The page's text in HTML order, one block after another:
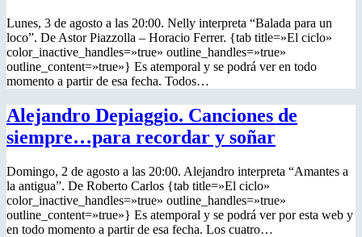
Lunes, 3 de agosto a las 20:00. Nelly interpreta “Balada para un
loco”. De Astor Piazzolla – Horacio Ferrer. {tab title=»El ciclo»
color_inactive_handles=»true» outline_handles=»true»
outline_content=»true»} Es atemporal y se podrá ver en todo
momento a partir de esa fecha. Todos…
Alejandro Depiaggio. Canciones de
siempre…para recordar y soñar
Domingo, 2 de agosto a las 20:00. Alejandro interpreta “Amantes a
la antigua”. De Roberto Carlos {tab title=»El ciclo»
color_inactive_handles=»true» outline_handles=»true»
outline_content=»true»} Es atemporal y se podrá ver por esta web y
en todo momento a partir de esa fecha. Los cuatro…